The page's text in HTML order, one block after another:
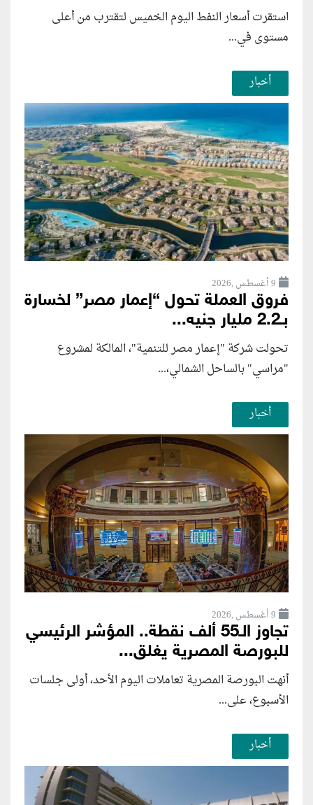
استقرت أسعار النفط اليوم الخميس لتقترب من أعلى
مستوى في...
أخبار
9 أغسطس ,2026
فروق العملة تحول “إعمار مصر” لخسارة
بـ2.2 مليار جنيه...
تحولت شركة "إعمار مصر للتنمية"، المالكة لمشروع
"مراسي" بالساحل الشمالي،...
أخبار
9 أغسطس ,2026
تجاوز الـ55 ألف نقطة.. المؤشر الرئيسي
للبورصة المصرية يغلق...
أنهت البورصة المصرية تعاملات اليوم الأحد، أولى جلسات
الأسبوع، على...
أخبار